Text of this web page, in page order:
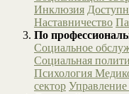
Инклюзия
Наставничество
По
Социальное
Социальная
Психология
сектор